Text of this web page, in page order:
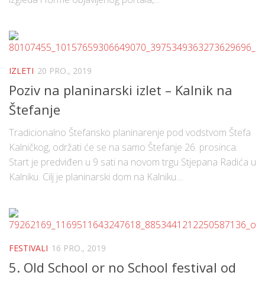
IZLETI 20 PRO., 2019
Poziv na planinarski izlet – Kalnik na
Štefanje
Tradicionalno Štefansko planinarenje pod vodstvom Štefa
Kalničkog, održati će se na samo Štefanje 26. prosinca.
Start je predviđen u 9 sati na novom trgu Stjepana Radića u
Kalniku. Cilj je planinarski dom na Kalniku....
FESTIVALI 16 PRO., 2019
5. Old School or no School festival od